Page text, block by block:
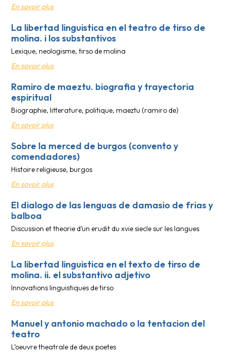
En savoir plus
La libertad linguistica en el teatro de tirso de
molina. i los substantivos
Lexique, neologisme, tirso de molina
En savoir plus
Ramiro de maeztu. biografia y trayectoria
espiritual
Biographie, litterature, politique, maeztu (ramiro de)
En savoir plus
Sobre la merced de burgos (convento y
comendadores)
Histoire religieuse, burgos
En savoir plus
El dialogo de las lenguas de damasio de frias y
balboa
Discussion et theorie d’un erudit du xvie siecle sur les langues
En savoir plus
La libertad linguistica en el texto de tirso de
molina. ii. el substantivo adjetivo
Innovations linguistiques de tirso
En savoir plus
Manuel y antonio machado o la tentacion del
teatro
L’oeuvre theatrale de deux poetes